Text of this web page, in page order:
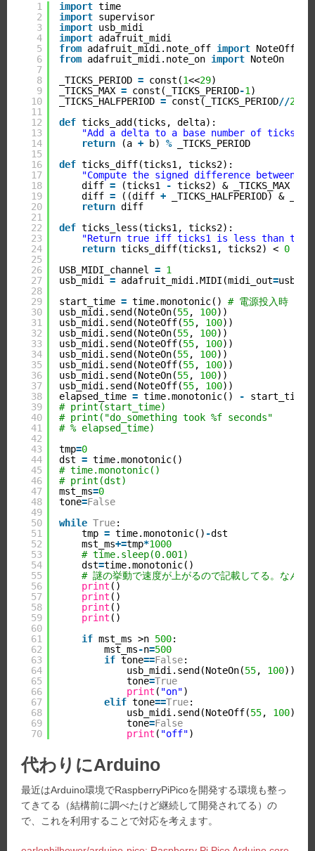
1
2
3
4
5
6
7
8
9
10
11
12
13
14
15
16
17
18
19
20
21
22
23
24
25
26
27
28
29
30
31
32
33
34
35
36
37
38
39
40
41
42
43
44
45
46
47
48
49
50
51
52
53
54
55
56
57
58
59
60
61
62
63
64
65
66
67
68
69
70
import time
import supervisor
import usb_midi
import adafruit_midi
from adafruit_midi.note_off import NoteOff
from adafruit_midi.note_on import NoteOn
_TICKS_PERIOD = const(1<<29)
_TICKS_MAX = const(_TICKS_PERIOD-1)
_TICKS_HALFPERIOD = const(_TICKS_PERIOD//2
def ticks_add(ticks, delta):
"Add a delta to a base number of ticks,
return
(a + b) %
_TICKS_PERIOD
def ticks_diff(ticks1, ticks2):
"Compute the signed difference
diff = (ticks1 - ticks2) & _TICKS_MAX
diff = ((diff +
_TICKS_HALFPERIOD) &
return diff
def ticks_less(ticks1, ticks2):
"Return true iff ticks1 is less than
return ticks_diff(ticks1, ticks2) < 0
USB_MIDI_channel = 1
usb_midi = adafruit_midi.MIDI(midi_out=
start_time = time.monotonic() # 電源投入時
usb_midi.send(NoteOn(55, 100))
usb_midi.send(NoteOff(55, 100))
usb_midi.send(NoteOn(55, 100))
usb_midi.send(NoteOff(55, 100))
usb_midi.send(NoteOn(55, 100))
usb_midi.send(NoteOff(55, 100))
usb_midi.send(NoteOn(55, 100))
usb_midi.send(NoteOff(55, 100))
elapsed_time = time.monotonic() -
start_time
# print(start_time)
# print("do_something took %f seconds"
# % elapsed_time)
tmp=0
dst = time.monotonic()
# time.monotonic()
# print(dst)
mst_ms=0
tone=False
while True:
tmp = time.monotonic() -dst
mst_ms+=tmp*1000
# time.sleep(0.001)
dst=time.monotonic()
# 謎の挙動で速度が上がるので記載してる。なんだ
print ()
print ()
print ()
print ()
if mst_ms >n 500:
mst_ms-n=500
if tone==False:
usb_midi.send(NoteOn(55, 100))
tone=True
print ( "on")
elif tone==True:
usb_midi.send(NoteOff(55, 100))
tone=False
print ( "off")
代わりにArduino
最近はArduino環境でRaspberryPiPicoを開発する環境も整っ
てきてる（結構前に調べたけど継続して開発されてる）の
で、これを利用することで対応を考えます。